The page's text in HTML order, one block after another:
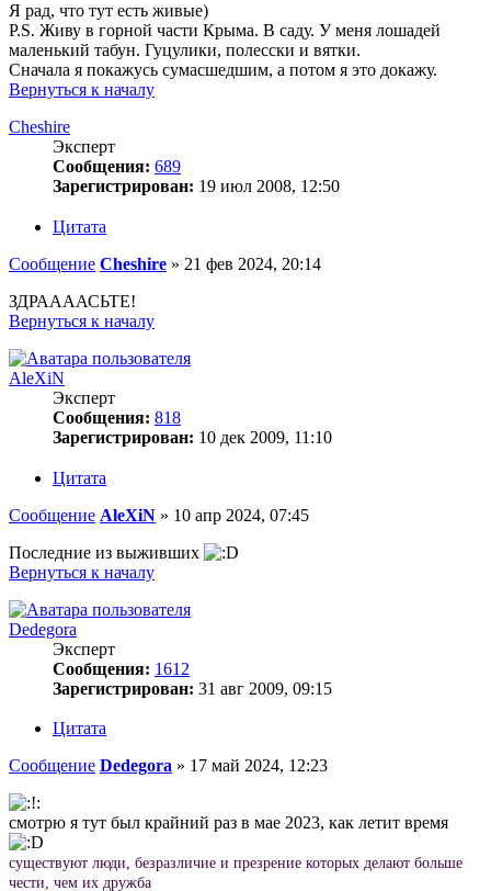
Я рад, что тут есть живые)
P.S. Живу в горной части Крыма. В саду. У меня лошадей
маленький табун. Гуцулики, полесски и вятки.
Сначала я покажусь сумасшедшим, а потом я это докажу.
Вернуться к началу
Cheshire
Эксперт
Сообщения: 689
Зарегистрирован: 19 июл 2008, 12:50
Цитата
Сообщение Cheshire » 21 фев 2024, 20:14
ЗДРААААСЬТЕ!
Вернуться к началу
AleXiN
Эксперт
Сообщения: 818
Зарегистрирован: 10 дек 2009, 11:10
Цитата
Сообщение AleXiN » 10 апр 2024, 07:45
Последние из выживших
Вернуться к началу
Dedegora
Эксперт
Сообщения: 1612
Зарегистрирован: 31 авг 2009, 09:15
Цитата
Сообщение Dedegora » 17 май 2024, 12:23
смотрю я тут был крайний раз в мае 2023, как летит время
существуют люди, безразличие и презрение которых делают больше
чести, чем их дружба